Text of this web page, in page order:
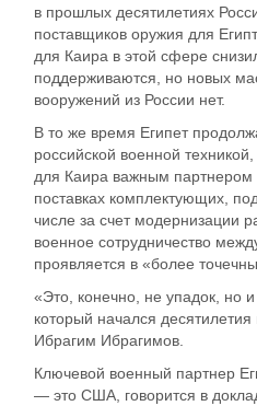
в прошлых десятилетиях
поставщиков оружия для
для Каира в этой сфере
поддерживаются, но новых
вооружений из России нет.
В то же время Египет
российской военной
для Каира важным партнером
поставках комплектующих,
числе за счет модернизации
военное сотрудничество
проявляется в «более
«Это, конечно, не упадок, но и
который начался
Ибрагим Ибрагимов.
Ключевой военный партнер
— это США, говорится в